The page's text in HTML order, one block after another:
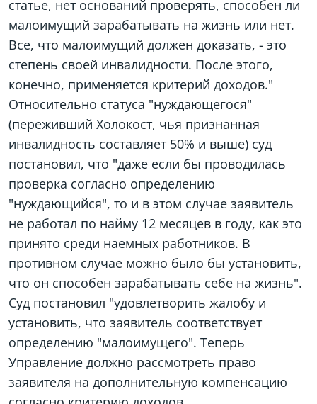
статье, нет оснований проверять, способен ли
малоимущий зарабатывать на жизнь или нет.
Все, что малоимущий должен доказать, - это
степень своей инвалидности. После этого,
конечно, применяется критерий доходов."
Относительно статуса "нуждающегося"
(переживший Холокост, чья признанная
инвалидность составляет 50% и выше) суд
постановил, что "даже если бы проводилась
проверка согласно определению
"нуждающийся", то и в этом случае заявитель
не работал по найму 12 месяцев в году, как это
принято среди наемных работников. В
противном случае можно было бы установить,
что он способен зарабатывать себе на жизнь".
Суд постановил "удовлетворить жалобу и
установить, что заявитель соответствует
определению "малоимущего". Теперь
Управление должно рассмотреть право
заявителя на дополнительную компенсацию